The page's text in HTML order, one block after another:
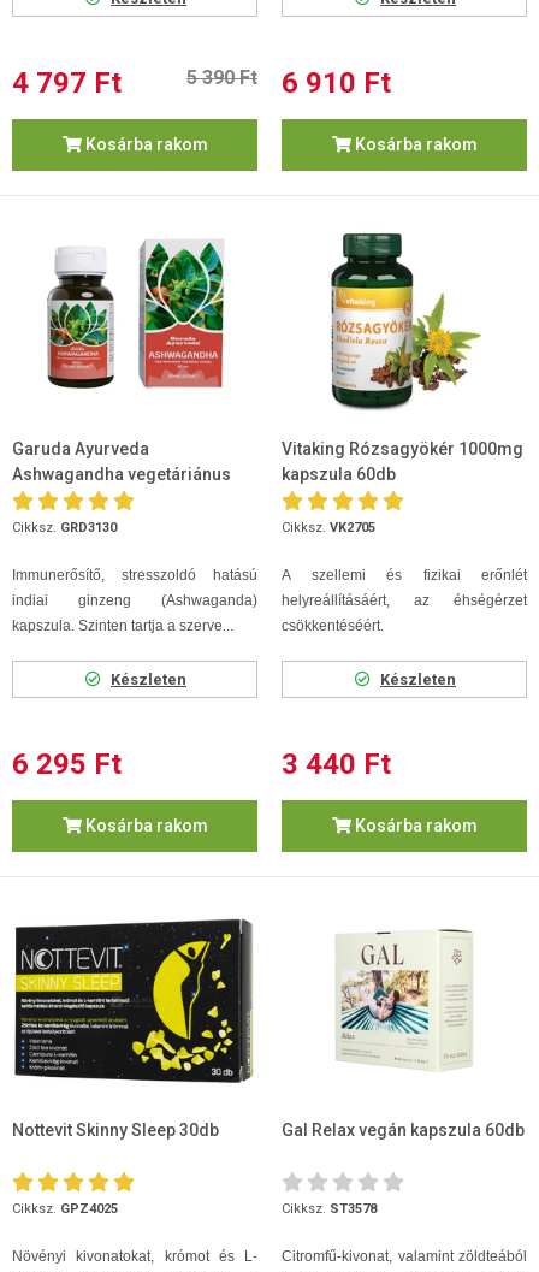
4 797 Ft 5 390 Ft
Kosárba rakom
6 910 Ft
Kosárba rakom
Garuda Ayurveda
Ashwagandha vegetáriánus
kapszula 60 db
Cikksz. GRD3130
Immunerősítő, stresszoldó hatású
indiai ginzeng (Ashwaganda)
kapszula. Szinten tartja a szerve...
Készleten
6 295 Ft
Kosárba rakom
Vitaking Rózsagyökér 1000mg
kapszula 60db
Cikksz. VK2705
A szellemi és fizikai erőnlét
helyreállításáért, az éhségérzet
csökkentéséért.
Készleten
3 440 Ft
Kosárba rakom
Nottevit Skinny Sleep 30db
Cikksz. GPZ4025
Növényi kivonatokat, krómot és L-
Gal Relax vegán kapszula 60db
Cikksz. ST3578
Citromfű-kivonat, valamint zöldteából